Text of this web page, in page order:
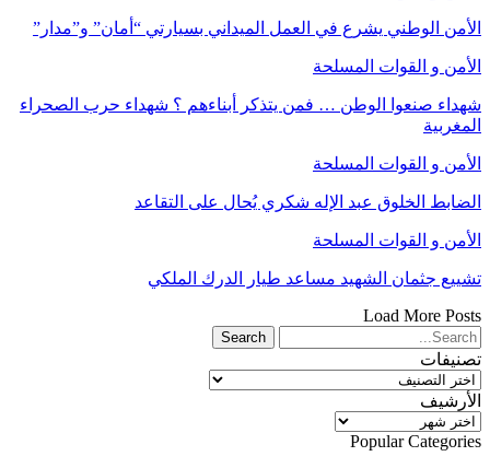
الأمن الوطني يشرع في العمل الميداني بسيارتي “أمان” و”مدار”
الأمن و القوات المسلحة
شهداء صنعوا الوطن … فمن يتذكر أبناءهم ؟ شهداء حرب الصحراء
المغربية
الأمن و القوات المسلحة
الضابط الخلوق عبد الإله شكري يُحال على التقاعد
الأمن و القوات المسلحة
تشييع جثمان الشهيد مساعد طيار الدرك الملكي
Load More Posts
تصنيفات
تصنيفات
الأرشيف
الأرشيف
Popular Categories